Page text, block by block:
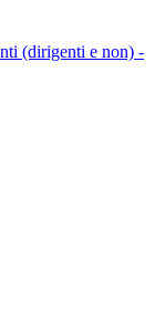
(dirigenti e non) -